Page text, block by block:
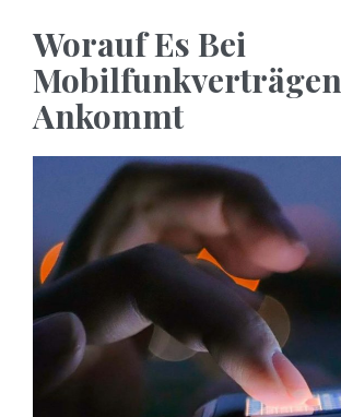
Worauf Es Bei
Mobilfunkverträgen
Ankommt